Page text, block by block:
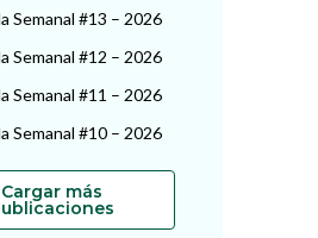
Semanal #13 – 2026
Semanal #12 – 2026
Semanal #11 – 2026
Semanal #10 – 2026
Cargar más